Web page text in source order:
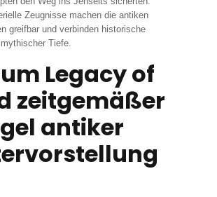
Zeugnisse machen die antiken
greifbar und verbinden historische
Tiefe.
Legacy of
zeitgemäßer
antiker